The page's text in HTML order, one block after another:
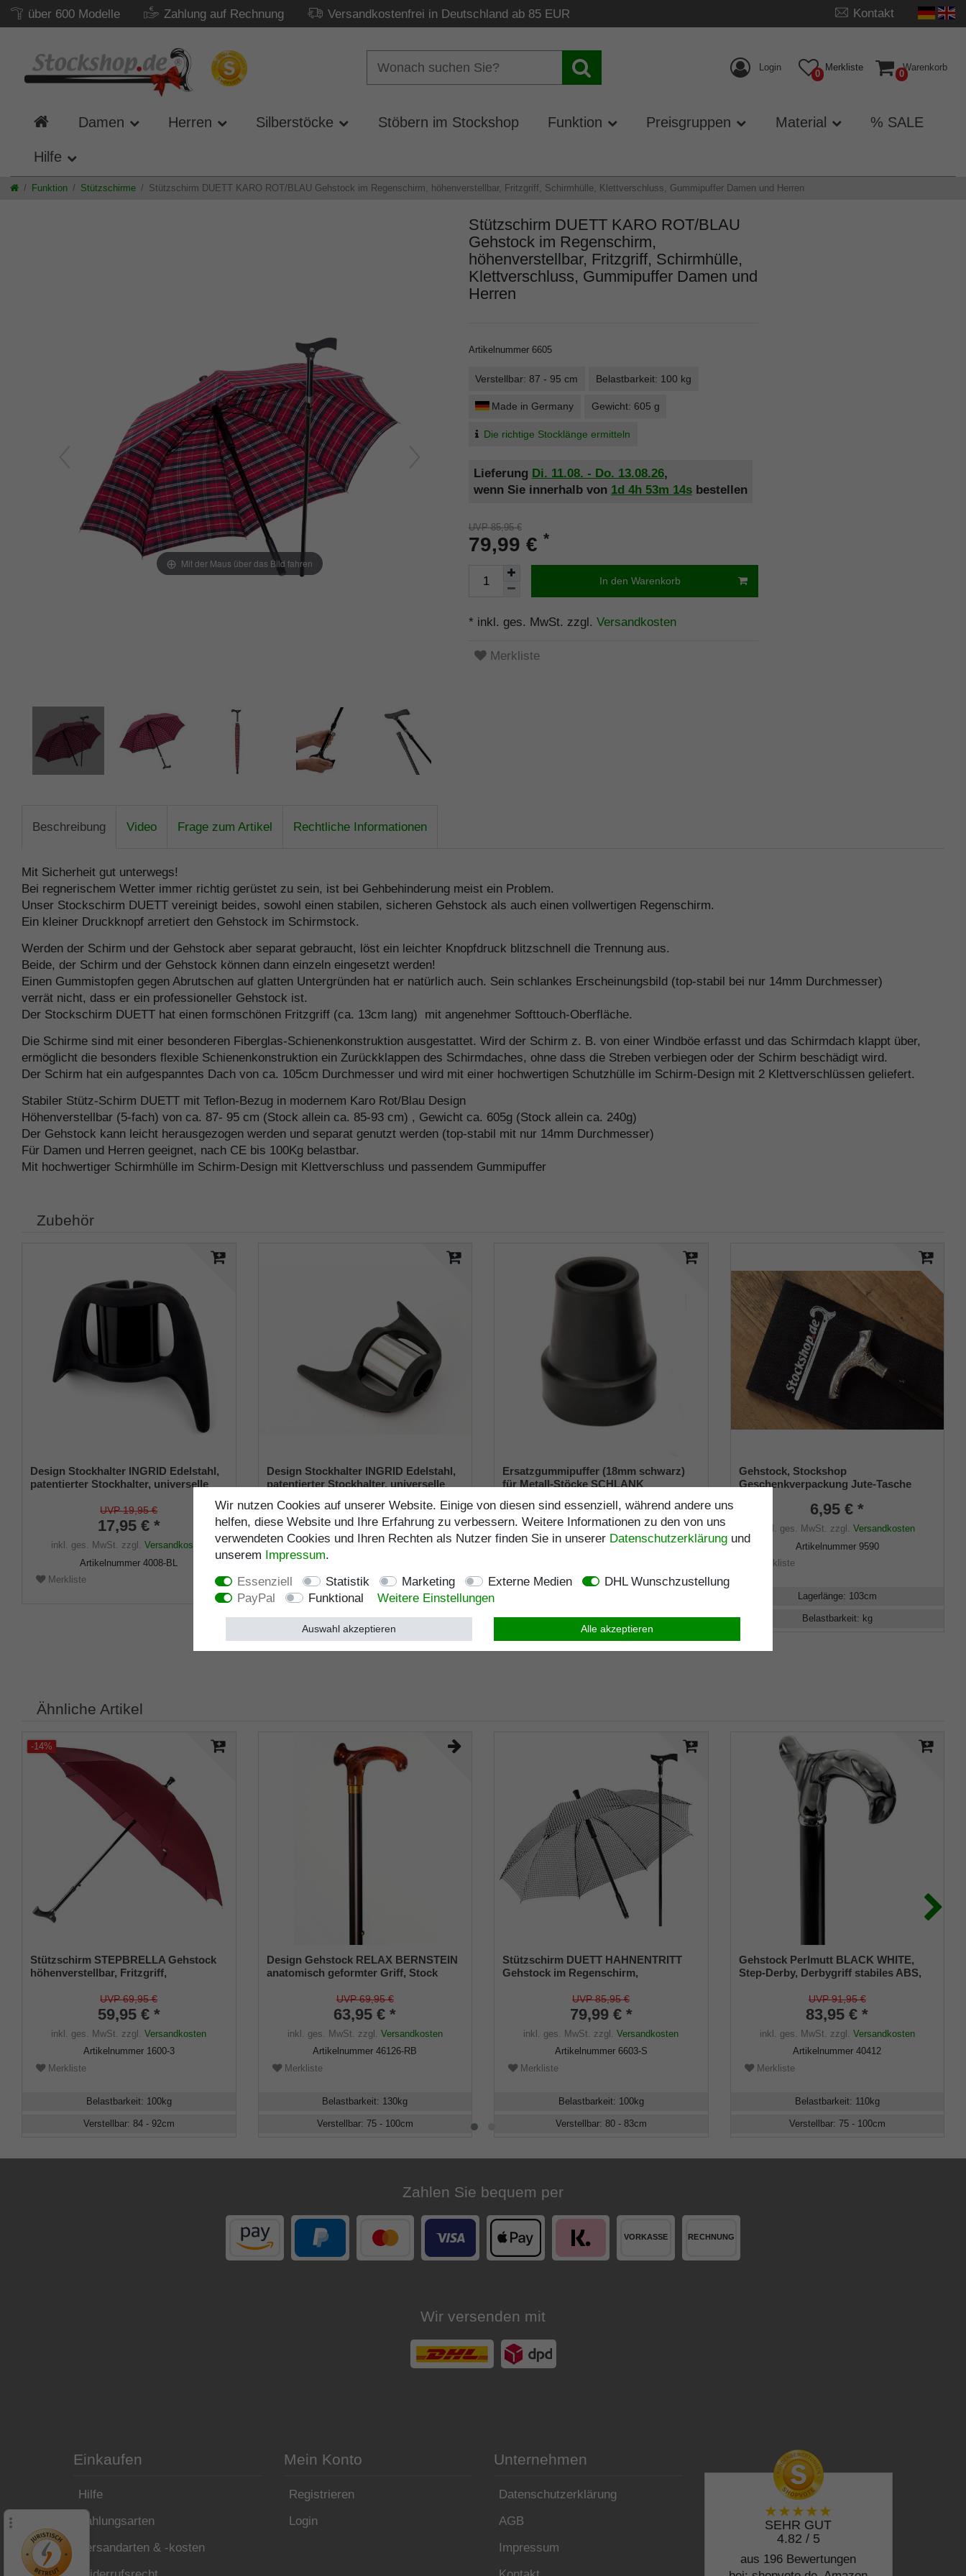
über 600 Modelle Zahlung auf Rechnung Versandkostenfrei in Deutschland ab 85 EUR Kontakt
Login
0
Merkliste
0
Warenkorb
Damen Herren Silberstöcke Stöbern im Stockshop Funktion Preisgruppen Material % SALE
Hilfe
Funktion Stützschirme Stützschirm DUETT KARO ROT/BLAU Gehstock im Regenschirm, höhenverstellbar, Fritzgriff, Schirmhülle, Klettverschluss, Gummipuffer Damen und Herren
Mit der Maus über das Bild fahren
Stützschirm DUETT KARO ROT/BLAU
Gehstock im Regenschirm,
höhenverstellbar, Fritzgriff, Schirmhülle,
Klettverschluss, Gummipuffer Damen und
Herren
Artikelnummer 6605
Verstellbar: 87 - 95 cm Belastbarkeit: 100 kg
Made in Germany Gewicht: 605 g
Die richtige Stocklänge ermitteln
Lieferung Di. 11.08. - Do. 13.08.26,
wenn Sie innerhalb von 1d 4h 53m 13sbestellen
UVP 85,95 €
79,99 € *
In den Warenkorb
* inkl. ges. MwSt. zzgl. Versandkosten
Merkliste
Beschreibung Video Frage zum Artikel Rechtliche Informationen
Mit Sicherheit gut unterwegs!
Bei regnerischem Wetter immer richtig gerüstet zu sein, ist bei Gehbehinderung meist ein Problem.
Unser Stockschirm DUETT vereinigt beides, sowohl einen stabilen, sicheren Gehstock als auch einen vollwertigen Regenschirm.
Ein kleiner Druckknopf arretiert den Gehstock im Schirmstock.
Werden der Schirm und der Gehstock aber separat gebraucht, löst ein leichter Knopfdruck blitzschnell die Trennung aus.
Beide, der Schirm und der Gehstock können dann einzeln eingesetzt werden!
Einen Gummistopfen gegen Abrutschen auf glatten Untergründen hat er natürlich auch. Sein schlankes Erscheinungsbild (top-stabil bei nur 14mm Durchmesser)
verrät nicht, dass er ein professioneller Gehstock ist.
Der Stockschirm DUETT hat einen formschönen Fritzgriff (ca. 13cm lang) mit angenehmer Softtouch-Oberfläche.
Die Schirme sind mit einer besonderen Fiberglas-Schienenkonstruktion ausgestattet. Wird der Schirm z. B. von einer Windböe erfasst und das Schirmdach klappt über,
ermöglicht die besonders flexible Schienenkonstruktion ein Zurückklappen des Schirmdaches, ohne dass die Streben verbiegen oder der Schirm beschädigt wird.
Der Schirm hat ein aufgespanntes Dach von ca. 105cm Durchmesser und wird mit einer hochwertigen Schutzhülle im Schirm-Design mit 2 Klettverschlüssen geliefert.
Stabiler Stütz-Schirm DUETT mit Teflon-Bezug in modernem Karo Rot/Blau Design
Höhenverstellbar (5-fach) von ca. 87- 95 cm (Stock allein ca. 85-93 cm) , Gewicht ca. 605g (Stock allein ca. 240g)
Der Gehstock kann leicht herausgezogen werden und separat genutzt werden (top-stabil mit nur 14mm Durchmesser)
Für Damen und Herren geeignet, nach CE bis 100Kg belastbar.
Mit hochwertiger Schirmhülle im Schirm-Design mit Klettverschluss und passendem Gummipuffer
Zubehör
Design Stockhalter INGRID Edelstahl,
patentierter Stockhalter, universelle
UVP 19,95 €
17,95 € *
inkl. ges. MwSt. zzgl.Versandkosten
Artikelnummer4008-BL
Merkliste
Design Stockhalter INGRID Edelstahl,
patentierter Stockhalter, universelle
UVP 19,95 €
17,95 € *
inkl. ges. MwSt. zzgl. Versandkosten
Merkliste
Ersatzgummipuffer (18mm schwarz)
für Metall-Stöcke SCHLANK
Metalleinlage (VE 1 Stück)
UVP 6,95 €
5,95 € *
inkl. ges. MwSt.zzgl.Versandkosten
Merkliste
Gehstock, Stockshop
Geschenkverpackung Jute-Tasche
6,95 € *
inkl. ges. MwSt. zzgl. Versandkosten
Artikelnummer 9590
Merkliste
Lagerlänge: 103cm
Belastbarkeit: kg
Ähnliche Artikel
-14%
Stützschirm STEPBRELLA Gehstock
höhenverstellbar, Fritzgriff,
stabilen Streben,edles Schirmdach
UVP 69,95 €
59,95 € *
inkl. ges. MwSt. zzgl.Versandkosten
Artikelnummer 1600-3
Merkliste
Belastbarkeit: 100kg
Verstellbar: 84 - 92cm
Design Gehstock RELAX BERNSTEIN
anatomisch geformter Griff, Stock
verstellbar 75-100 cm, inkl.
UVP 69,95 €
63,95 € *
inkl. ges. MwSt. zzgl. Versandkosten
Artikelnummer46126-RB
Merkliste
Belastbarkeit: 130kg
Verstellbar: 75 - 100cm
Stützschirm DUETT HAHNENTRITT
Gehstock im Regenschirm,
Schirmhülle, Klettverschluss,
Gummipuffer Damen und Herren
UVP 85,95 €
79,99 € *
inkl. ges. MwSt. zzgl.Versandkosten
Artikelnummer 6603-S
Merkliste
Belastbarkeit: 100kg
Verstellbar: 80 - 83cm
Gehstock Perlmutt BLACK WHITE,
Step-Derby, Derbygriff stabiles ABS,
höhenverstellbar schwarz bronciertes
Aluminium, Gummipuffer
UVP 91,95 €
83,95 € *
inkl. ges. MwSt. zzgl. Versandkosten
Artikelnummer40412
Merkliste
Belastbarkeit: 110kg
Verstellbar: 75 - 100cm
Zahlen Sie bequem per
Wir versenden mit
Einkaufen
Hilfe
Zahlungsarten
Versandarten & -kosten
Mein Konto
Registrieren
Login
Unternehmen
Datenschutzerklärung
AGB
Impressum
SEHR GUT
4.82 / 5
aus 196 Bewertungen
Wir nutzen Cookies auf unserer Website. Einige von diesen sind essenziell, während andere uns
helfen, diese Website und Ihre Erfahrung zu verbessern. Weitere Informationen zu den von uns
verwendeten Cookies und Ihren Rechten als Nutzer finden Sie in unserer Daten­schutz­erklärungund
unserem
Impressum.
Essenziell
Statistik Marketing Externe Medien
DHL Wunschzustellung
PayPal
Funktional Weitere Einstellungen
Alle akzeptieren
Auswahl akzeptieren